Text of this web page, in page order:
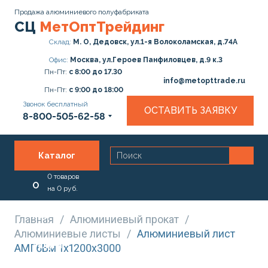
Продажа алюминиевого полуфабриката
СЦ МетОптТрейдинг
Склад: М. О, Дедовск, ул.1-я Волоколамская, д.74А
Офис: Москва, ул.Героев Панфиловцев, д.9 к.3
Пн-Пт: с 8:00 до 17.30
Пн-Пт: с 9:00 до 18:00
info@metopttrade.ru
Звонок бесплатный
8-800-505-62-58
ОСТАВИТЬ ЗАЯВКУ
Каталог
О
нас
Услуги
0 товаров
на 0 руб.
Главная / Алюминиевый прокат /
Алюминиевые листы
/ Алюминиевый лист
АМГ6Бм 1х1200х3000